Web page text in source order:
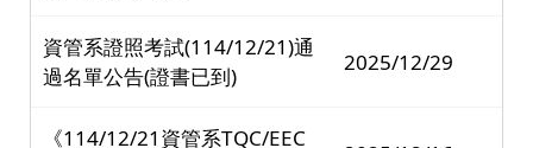
資管系證照考試(114/12/21)通
過名單公告(證書已到)
2025/12/29
《114/12/21資管系TQC/EEC